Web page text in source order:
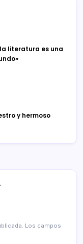
literatura es una
y hermoso
Los campos